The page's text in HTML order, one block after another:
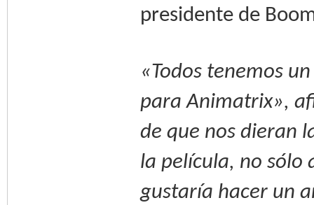
presidente de
«Todos tenemos
para Animatrix»,
de que nos dieran
la película, no sólo
gustaría hacer un